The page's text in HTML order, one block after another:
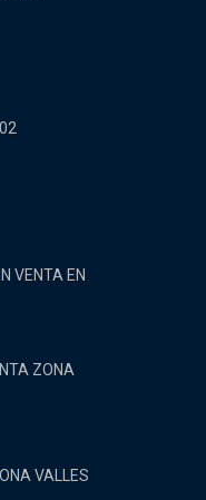
VENTA EN
ZONA
VALLES